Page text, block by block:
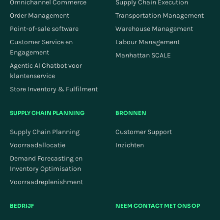
Omnichannel Commerce
Order Management
Point-of-sale software
Customer Service en
Engagement
Agentic AI Chatbot voor
klantenservice
Store Inventory & Fulfilment
Supply Chain Execution
Transportation Management
Warehouse Management
Labour Management
Manhattan SCALE
SUPPLY CHAIN PLANNING
Supply Chain Planning
Voorraadallocatie
Demand Forecasting en
Inventory Optimisation
Voorraadreplenishment
BRONNEN
Customer Support
Inzichten
BEDRIJF NEEM CONTACT MET ONS OP